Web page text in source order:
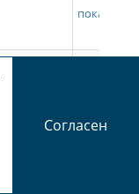
показать
Согласен